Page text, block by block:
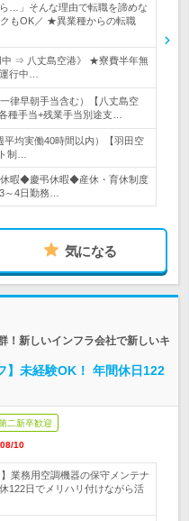
…」そんな理由で転職を諦めな
もOK／ ★異業種からの転職
中 ⇒ 八丈島空港》 ★寮費半年無
行中…
律早朝手当含む）【八丈島空
種手当+残業手当別途支…
平均実働40時間以内）【羽田空
制…
暇◆慶弔休暇◆産休・育休制度
～4日勤務…
気になる
！新しいインフラ会社で新しいキ
】未経験OK！ 年間休日122
二新卒歓迎
10
業務用空調機器の保守メンテナ
122日でメリハリ付けながら活